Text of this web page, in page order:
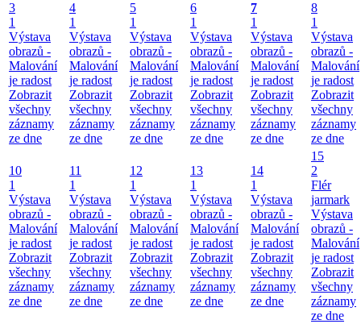
3
1
Výstava
obrazů -
Malování
je radost
Zobrazit
všechny
záznamy
ze dne
4
1
Výstava
obrazů -
Malování
je radost
Zobrazit
všechny
záznamy
ze dne
5
1
Výstava
obrazů -
Malování
je radost
Zobrazit
všechny
záznamy
ze dne
6
1
Výstava
obrazů -
Malování
je radost
Zobrazit
všechny
záznamy
ze dne
7
1
Výstava
obrazů -
Malování
je radost
Zobrazit
všechny
záznamy
ze dne
8
1
Výstava
obrazů -
Malování
je radost
Zobrazit
všechny
záznamy
ze dne
10
1
Výstava
obrazů -
Malování
je radost
Zobrazit
všechny
záznamy
ze dne
11
1
Výstava
obrazů -
Malování
je radost
Zobrazit
všechny
záznamy
ze dne
12
1
Výstava
obrazů -
Malování
je radost
Zobrazit
všechny
záznamy
ze dne
13
1
Výstava
obrazů -
Malování
je radost
Zobrazit
všechny
záznamy
ze dne
14
1
Výstava
obrazů -
Malování
je radost
Zobrazit
všechny
záznamy
ze dne
15
2
Flér
jarmark
Výstava
obrazů -
Malování
je radost
Zobrazit
všechny
záznamy
ze dne